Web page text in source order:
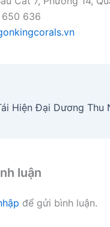
650 636
luận
để gửi bình luận.